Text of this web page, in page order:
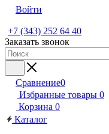
Войти
+7 (343) 252 64 40
Заказать звонок
Сравнение0
Избранные товары 0
Корзина 0
Каталог